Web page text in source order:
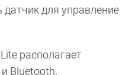
датчик для управление
располагает
Bluetooth.